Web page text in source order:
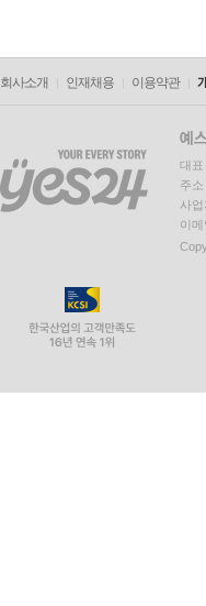
회사소개 인재채용 이용약관
대표
주
사
이